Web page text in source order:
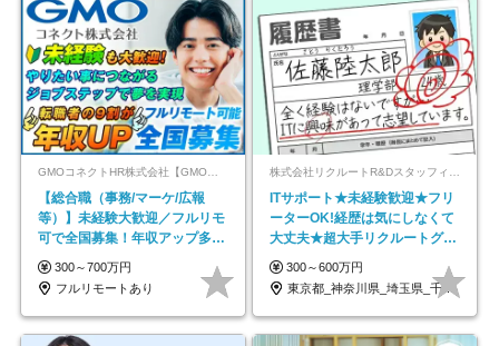
GMOコネクトHR株式会社【GMOインターネットグループ】
【総合職（事務/マーケ/広報
等）】未経験大歓迎／フルリモ
可で全国募集！年収アップ多数
★年休最大130日★
300～700万円
フルリモートあり
株式会社リクルートR&Dスタッフィング【リクルートグループ】
ITサポート★未経験歓迎★フリ
ーターOK!経歴は気にしなくて
大丈夫★超大手リクルートグル
ープの正社員/sg
300～600万円
東京都_神奈川県_埼玉県_千葉県_大阪府…